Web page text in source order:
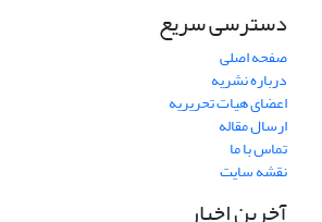
دسترسی سریع
صفحه اصلی
درباره نشریه
اعضای هیات تحریریه
ارسال مقاله
تماس با ما
نقشه سایت
آخرین اخبار